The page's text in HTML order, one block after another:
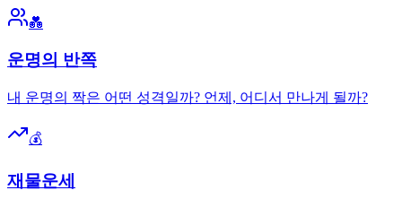
💑
운명의 반쪽
내 운명의 짝은 어떤 성격일까? 언제, 어디서 만나게 될까?
💰
재물운세